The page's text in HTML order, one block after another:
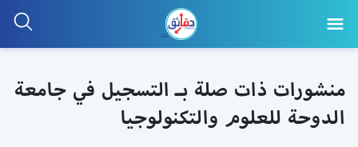
منشورات ذات صلة بـ التسجيل في جامعة
الدوحة للعلوم والتكنولوجيا